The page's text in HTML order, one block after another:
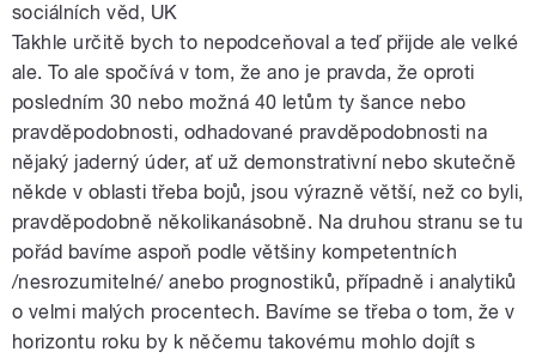
sociálních věd, UK
Takhle určitě bych to nepodceňoval a teď přijde ale velké
ale. To ale spočívá v tom, že ano je pravda, že oproti
posledním 30 nebo možná 40 letům ty šance nebo
pravděpodobnosti, odhadované pravděpodobnosti na
nějaký jaderný úder, ať už demonstrativní nebo skutečně
někde v oblasti třeba bojů, jsou výrazně větší, než co byli,
pravděpodobně několikanásobně. Na druhou stranu se tu
pořád bavíme aspoň podle většiny kompetentních
/nesrozumitelné/ anebo prognostiků, případně i analytiků
o velmi malých procentech. Bavíme se třeba o tom, že v
horizontu roku by k něčemu takovému mohlo dojít s